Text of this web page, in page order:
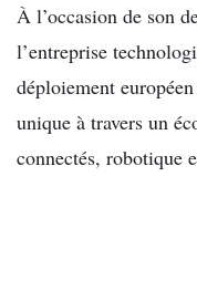
À l’occasion de son
l’entreprise
déploiement
unique à travers un
connectés, robotique